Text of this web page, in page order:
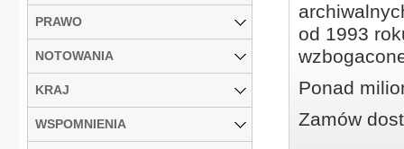
od 1993
Ponad
Zamów
PRAWO
NOTOWANIA
KRAJ
WSPOMNIENIA